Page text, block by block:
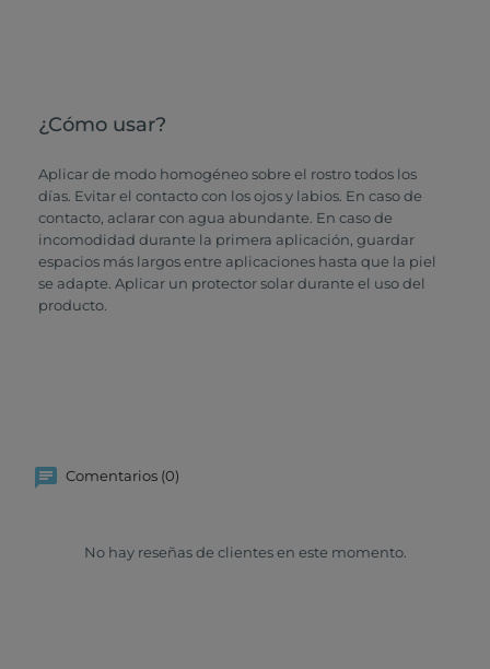
¿Cómo usar?
Aplicar de modo homogéneo sobre el rostro todos los
días. Evitar el contacto con los ojos y labios. En caso de
contacto, aclarar con agua abundante. En caso de
incomodidad durante la primera aplicación, guardar
espacios más largos entre aplicaciones hasta que la piel
se adapte. Aplicar un protector solar durante el uso del
producto.
Comentarios (0)
No hay reseñas de clientes en este momento.